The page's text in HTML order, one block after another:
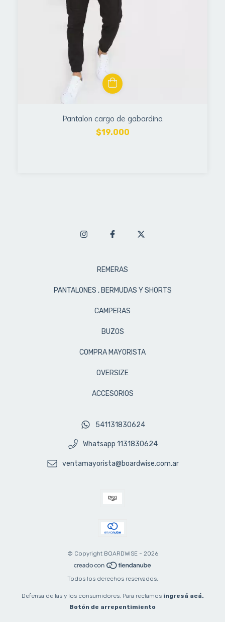
Pantalon cargo de gabardina
$19.000
REMERAS
PANTALONES , BERMUDAS Y SHORTS
CAMPERAS
BUZOS
COMPRA MAYORISTA
OVERSIZE
ACCESORIOS
541131830624
Whatsapp 1131830624
ventamayorista@boardwise.com.ar
© Copyright BOARDWISE - 2026
Todos los derechos reservados.
Defensa de las y los consumidores. Para reclamos ingresá acá.
Botón de arrepentimiento